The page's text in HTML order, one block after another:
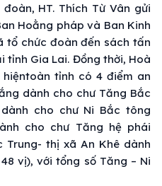
HT. Thích Từ Vân gửi
Hoằng pháp và Ban Kinh
tổ chức đoàn đến sách tấn
tỉnh Gia Lai. Đồng thời, Hoà
tỉnh có 4 điểm an
dành cho chư Tăng Bắc
dành cho chư Ni Bắc tông
cho chư Tăng hệ phái
thị xã An Khê dành
vị), với tổng số Tăng – Ni